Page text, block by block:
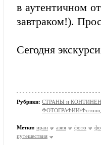
в аутентичном
завтраком!).
Сегодня
Рубрики: СТРАНЫ и
ФОТОГРАФИИ/
Метки: иран азия фото
путешествия